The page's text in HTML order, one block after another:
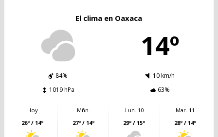
El clima en Oaxaca
14º
84%
10 km/h
1019 hPa
63%
Hoy
26º / 14º
Mñn.
27º / 14º
Lun. 10
29º / 15º
Mar. 11
28º / 14º